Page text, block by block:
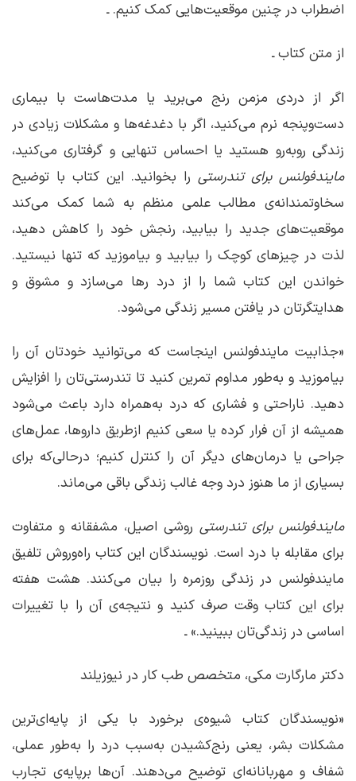
اضطراب در چنین موقعیت‌هایی کمک کنیم. ـ
از متن کتاب ـ
اگر از دردی مزمن رنج می‌برید یا مدت‌هاست با بیماری
دست‌وپنجه نرم می‌کنید، اگر با دغدغه‌ها و مشکلات زیادی در
زندگی روبه‌رو هستید یا احساس تنهایی و گرفتاری می‌کنید،
مایندفولنس برای تندرستی را بخوانید. این کتاب با توضیح
سخاوتمندانه‌ی مطالب علمی منظم به شما کمک می‌کند
موقعیت‌های جدید را بیابید، رنجش خود را کاهش دهید،
لذت در چیزهای کوچک را بیابید و بیاموزید که تنها نیستید.
خواندن این کتاب شما را از درد رها می‌سازد و مشوق و
هدایتگرتان در یافتن مسیر زندگی می‌شود.
«جذابیت مایندفولنس اینجاست که می‌توانید خودتان آن را
بیاموزید و به‌طور مداوم تمرین کنید تا تندرستی‌تان را افزایش
دهید. ناراحتی و فشاری که درد به‌همراه دارد باعث می‌شود
همیشه از آن فرار کرده یا سعی کنیم ازطریق داروها، عمل‌های
جراحی یا درمان‌های دیگر آن را کنترل کنیم؛ درحالی‌که برای
بسیاری از ما هنوز درد وجه غالب زندگی باقی می‌ماند.
مایندفولنس برای تندرستی روشی اصیل، مشفقانه و متفاوت
برای مقابله با درد است. نویسندگان این کتاب راه‌وروش تلفیق
مایندفولنس در زندگی روزمره را بیان می‌کنند. هشت هفته
برای این کتاب وقت صرف کنید و نتیجه‌ی آن را با تغییرات
اساسی در زندگی‌تان ببینید.» ـ
دکتر مارگارت مکی، متخصص طب کار در نیوزیلند
«نویسندگان کتاب شیوه‌ی برخورد با یکی از پایه‌ای‌‌‌ترین
مشکلات بشر، یعنی رنج‌کشیدن به‌سبب درد را به‌طور عملی،
شفاف و مهربانانه‌ای توضیح می‌دهند. آن‌ها برپایه‌ی تجارب